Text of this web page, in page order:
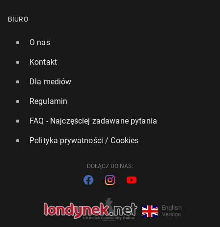
BIURO
O nas
Kontakt
Dla mediów
Regulamin
FAQ - Najczęściej zadawane pytania
Polityka prywatności / Cookies
DOŁĄCZ DO NAS:
English
Version